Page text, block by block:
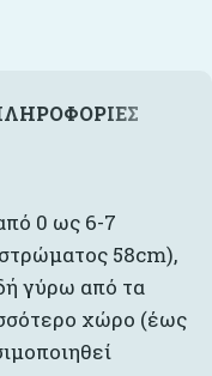
0 ως 6-7
58cm),
γύρω από τα
χώρο (έως